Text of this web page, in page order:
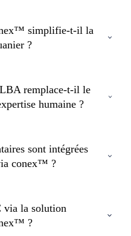
simplifie-t-il la
?
remplace-t-il le
humaine ?
sont intégrées
conex™ ?
via la solution
?